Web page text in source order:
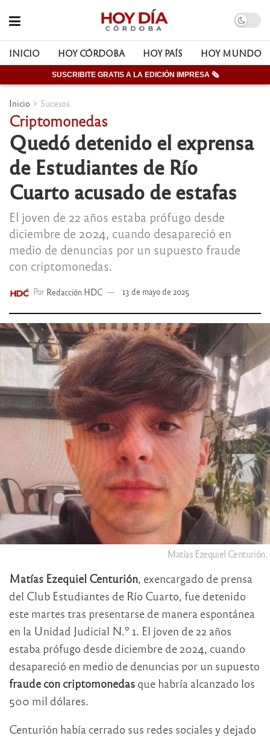
INICIO HOY CÓRDOBA HOY PAÍS HOY MUNDO
SUSCRIBITE GRATIS A LA EDICIÓN IMPRESA 🗞
Inicio Sucesos
Criptomonedas
Quedó detenido el exprensa
de Estudiantes de Río
Cuarto acusado de estafas
El joven de 22 años estaba prófugo desde
diciembre de 2024, cuando desapareció en
medio de denuncias por un supuesto fraude
con criptomonedas.
Por Redacción HDC 13 de mayo de 2025
Matías Ezequiel Centurión.
Matías Ezequiel Centurión, exencargado de prensa
del Club Estudiantes de Río Cuarto, fue detenido
este martes tras presentarse de manera espontánea
en la Unidad Judicial N.º 1. El joven de 22 años
estaba prófugo desde diciembre de 2024, cuando
desapareció en medio de denuncias por un supuesto
fraude con criptomonedas que habría alcanzado los
500 mil dólares.
Centurión había cerrado sus redes sociales y dejado